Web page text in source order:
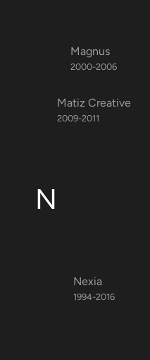
Magnus
2000-2006
Matiz Creative
2009-2011
N
Nexia
1994-2016